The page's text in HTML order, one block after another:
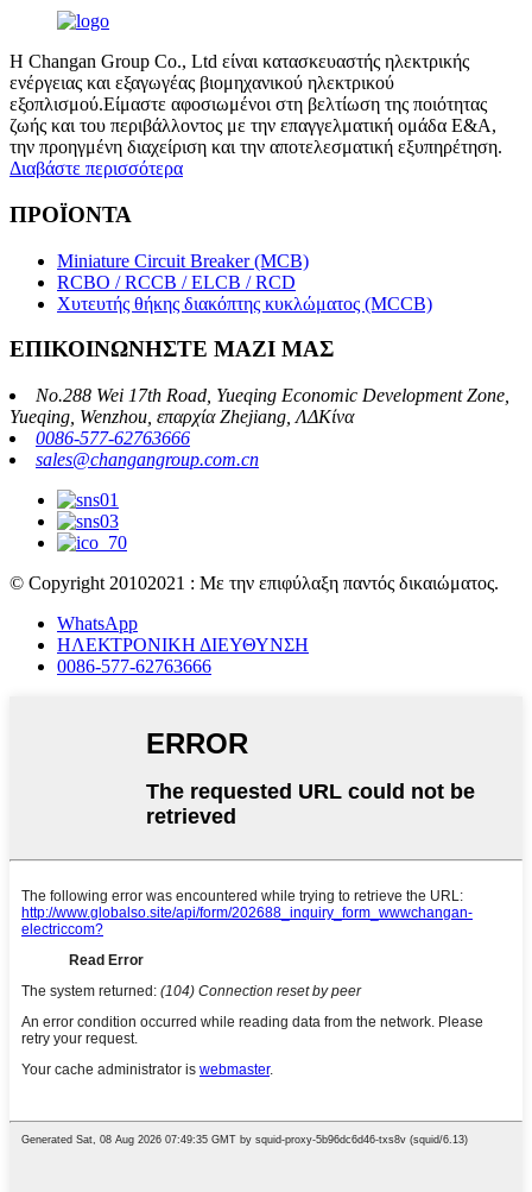
Η Changan Group Co., Ltd είναι κατασκευαστής ηλεκτρικής
ενέργειας και εξαγωγέας βιομηχανικού ηλεκτρικού
εξοπλισμού.Είμαστε αφοσιωμένοι στη βελτίωση της ποιότητας
ζωής και του περιβάλλοντος με την επαγγελματική ομάδα Ε&Α,
την προηγμένη διαχείριση και την αποτελεσματική εξυπηρέτηση.
Διαβάστε περισσότερα
ΠΡΟΪΟΝΤΑ
Miniature Circuit Breaker (MCB)
RCBO / RCCB / ELCB / RCD
Χυτευτής θήκης διακόπτης κυκλώματος (MCCB)
ΕΠΙΚΟΙΝΩΝΗΣΤΕ ΜΑΖΙ ΜΑΣ
No.288 Wei 17th Road, Yueqing Economic Development Zone,
Yueqing, Wenzhou, επαρχία Zhejiang, ΛΔΚίνα
0086-577-62763666
sales@changangroup.com.cn
© Copyright 20102021 : Με την επιφύλαξη παντός δικαιώματος.
WhatsApp
ΗΛΕΚΤΡΟΝΙΚΗ ΔΙΕΥΘΥΝΣΗ
0086-577-62763666